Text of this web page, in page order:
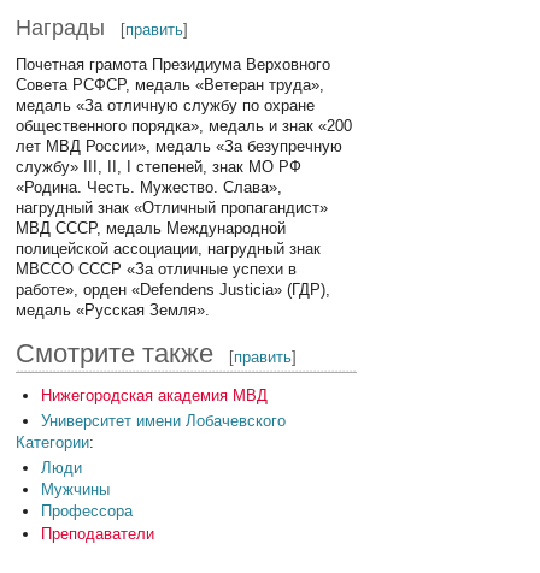
Награды [править]
Почетная грамота Президиума Верховного
Совета РСФСР, медаль «Ветеран труда»,
медаль «За отличную службу по охране
общественного порядка», медаль и знак «200
лет МВД России», медаль «За безупречную
службу» III, II, I степеней, знак МО РФ
«Родина. Честь. Мужество. Слава»,
нагрудный знак «Отличный пропагандист»
МВД СССР, медаль Международной
полицейской ассоциации, нагрудный знак
МВССО СССР «За отличные успехи в
работе», орден «Defendens Justicia» (ГДР),
медаль «Русская Земля».
Смотрите также [править]
Нижегородская академия МВД
Университет имени Лобачевского
Категории:
Люди
Мужчины
Профессора
Преподаватели